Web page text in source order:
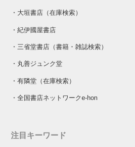
・ 大垣書店（在庫検索）
・紀伊國屋書店
・ 三省堂書店（書籍・雑誌検索）
・ 丸善ジュンク堂
・有隣堂（在庫検索）
・全国書店ネットワークe-hon
注目キーワード